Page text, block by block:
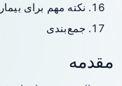
نکته مهم برای
جمع‌بندی
مقدمه